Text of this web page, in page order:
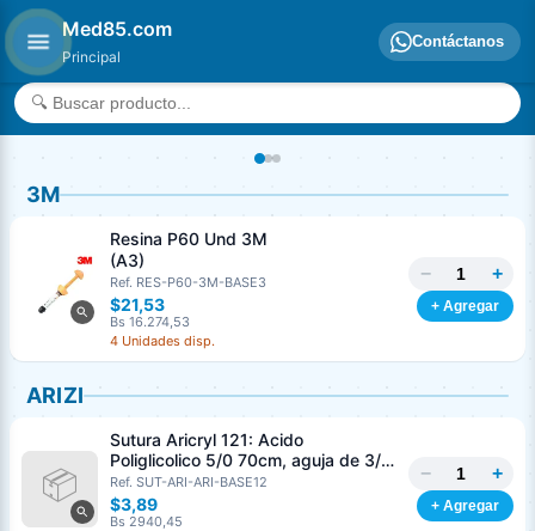
Med85.com
Principal
Contáctanos
3M
Resina P60 Und 3M
(A3)
Ref. RES-P60-3M-BASE3
$21,53
Bs 16.274,53
4 Unidades disp.
− +
+ Agregar
ARIZI
Sutura Aricryl 121: Acido
Poliglicolico 5/0 70cm, aguja de 3/8
Corte Inverso 19mm Und ARIZI
Absorbible
Ref. SUT-ARI-ARI-BASE12
$3,89
Bs 2940,45
− +
+ Agregar